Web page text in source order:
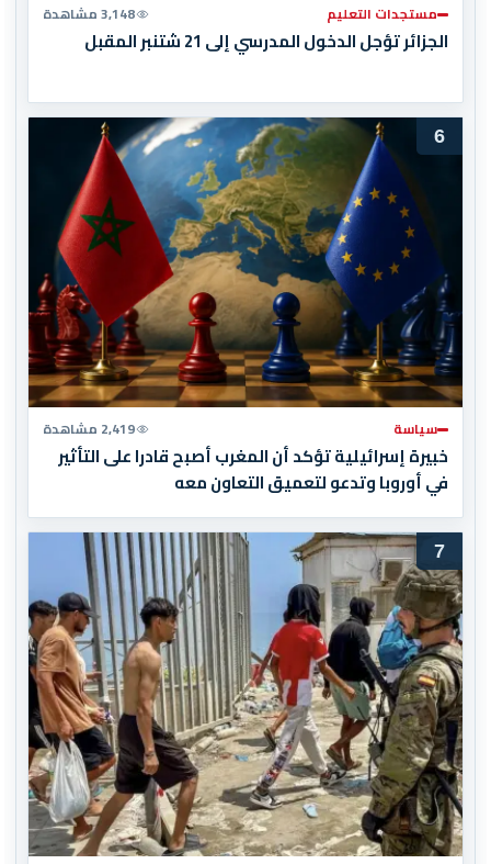
مستجدات التعليم 3,148 مشاهدة
الجزائر تؤجل الدخول المدرسي إلى 21 شتنبر المقبل
6
سياسة 2,419 مشاهدة
خبيرة إسرائيلية تؤكد أن المغرب أصبح قادرا على التأثير
في أوروبا وتدعو لتعميق التعاون معه
7